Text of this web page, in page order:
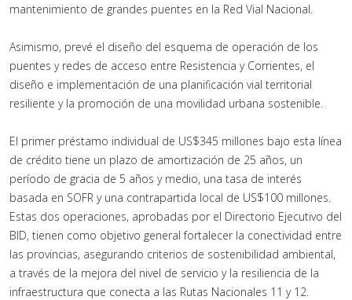
mantenimiento de grandes puentes en la Red Vial Nacional.
Asimismo, prevé el diseño del esquema de operación de los
puentes y redes de acceso entre Resistencia y Corrientes, el
diseño e implementación de una planificación vial territorial
resiliente y la promoción de una movilidad urbana sostenible.
El primer préstamo individual de US$345 millones bajo esta línea
de crédito tiene un plazo de amortización de 25 años, un
período de gracia de 5 años y medio, una tasa de interés
basada en SOFR y una contrapartida local de US$100 millones.
Estas dos operaciones, aprobadas por el Directorio Ejecutivo del
BID, tienen como objetivo general fortalecer la conectividad entre
las provincias, asegurando criterios de sostenibilidad ambiental,
a través de la mejora del nivel de servicio y la resiliencia de la
infraestructura que conecta a las Rutas Nacionales 11 y 12.